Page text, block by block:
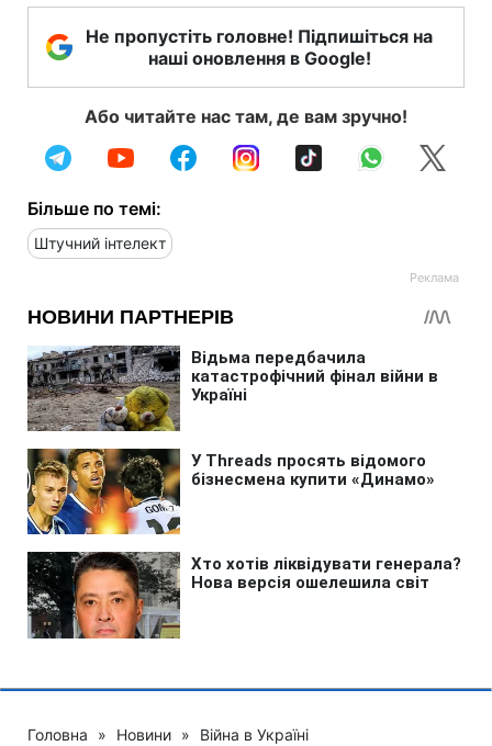
Не пропустіть головне! Підпишіться на
наші оновлення в Google!
Або читайте нас там, де вам зручно!
Більше по темі:
Штучний інтелект
Головна » Новини » Війна в Україні